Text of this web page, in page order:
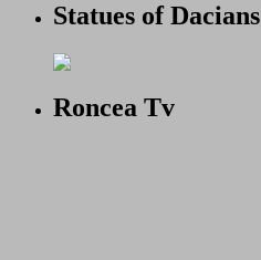
Statues of Dacians
Roncea Tv